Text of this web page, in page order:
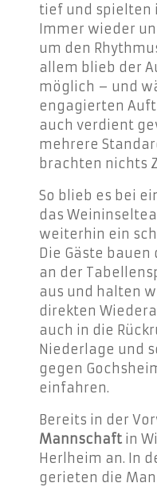
tief und spielten
Immer wieder
um den
allem blieb der
möglich – und
engagierten
auch verdient
mehrere
brachten nichts
So blieb es bei
das
weiterhin ein
Die Gäste
an der
aus und halten
direkten
auch in die
Niederlage und
gegen
einfahren.
Bereits in der
Mannschaft in
Herlheim an. In
gerieten die